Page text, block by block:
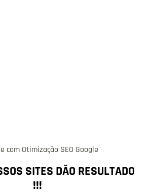
com Otimização SEO Google
SITES DÃO RESULTADO
!!!